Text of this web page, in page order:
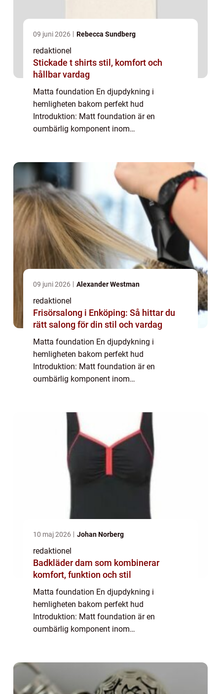
09 juni 2026 Rebecca Sundberg
redaktionel
Stickade t shirts stil, komfort och
hållbar vardag
Matta foundation En djupdykning i
hemligheten bakom perfekt hud
Introduktion: Matt foundation är en
oumbärlig komponent inom
artikel kommer vi att utforska allt du b...
09 juni 2026 Alexander Westman
redaktionel
Frisörsalong i Enköping: Så hittar du
rätt salong för din stil och vardag
Matta foundation En djupdykning i
hemligheten bakom perfekt hud
Introduktion: Matt foundation är en
oumbärlig komponent inom
artikel kommer vi att utforska allt du b...
10 maj 2026 Johan Norberg
redaktionel
Badkläder dam som kombinerar
komfort, funktion och stil
Matta foundation En djupdykning i
hemligheten bakom perfekt hud
Introduktion: Matt foundation är en
oumbärlig komponent inom
artikel kommer vi att utforska allt du b...